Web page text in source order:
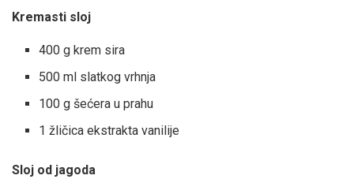
Kremasti sloj
400 g krem sira
500 ml slatkog vrhnja
100 g šećera u prahu
1 žličica ekstrakta vanilije
Sloj od jagoda